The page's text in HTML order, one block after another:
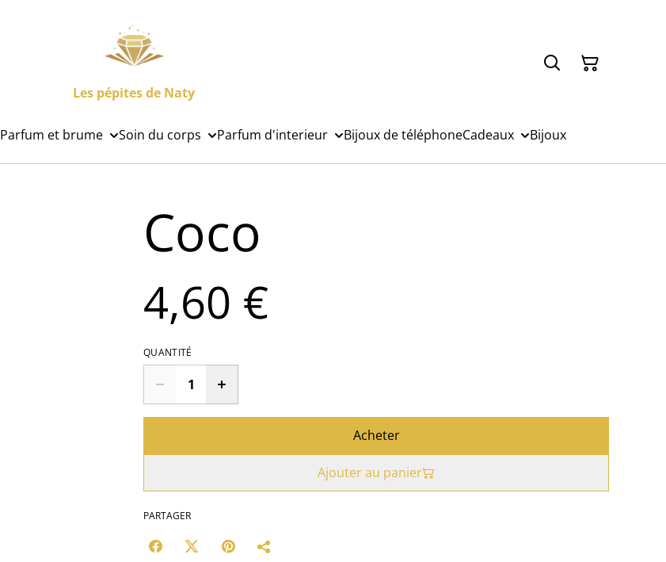
Les pépites de Naty
Parfum et brume Soin du corps Parfum d'interieur Bijoux de téléphoneCadeaux Bijoux
Coco
4,60 €
QUANTITÉ
Acheter
Ajouter au panier
PARTAGER